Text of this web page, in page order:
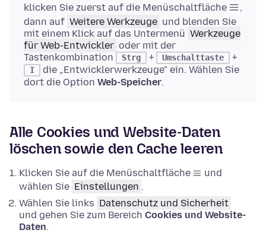
klicken Sie zuerst auf die Menüschaltfläche
,
dann auf Weitere Werkzeuge und blenden Sie
mit einem Klick auf das Untermenü Werkzeuge
für Web-Entwickler oder mit der
Tastenkombination
Strg + Umschalttaste +
I
die „Entwicklerwerkzeuge" ein. Wählen Sie
dort die Option Web-Speicher.
Alle Cookies und Website-Daten
löschen sowie den Cache leeren
Klicken Sie auf die Menüschaltfläche
und
wählen Sie Einstellungen .
Wählen Sie links Datenschutz und Sicherheit
und gehen Sie zum Bereich Cookies und Website-
Daten.